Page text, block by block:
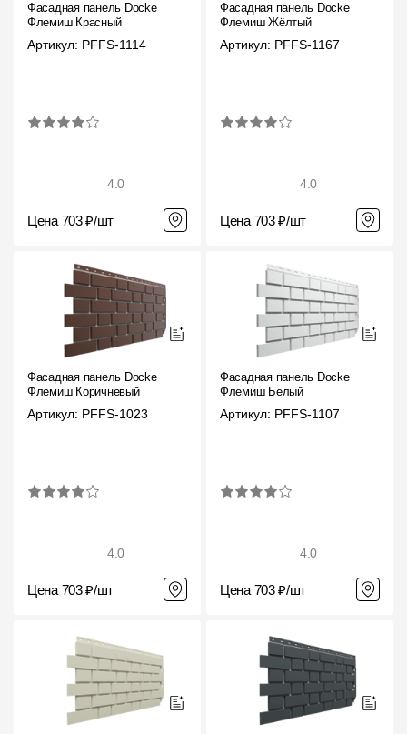
Фасадная панель Docke
Флемиш Красный
Артикул: PFFS-1114
4.0
Цена 703 ₽/шт
Фасадная панель Docke
Флемиш Жёлтый
Артикул: PFFS-1167
4.0
Цена 703 ₽/шт
Фасадная панель Docke
Флемиш Коричневый
Артикул: PFFS-1023
4.0
Цена 703 ₽/шт
Фасадная панель Docke
Флемиш Белый
Артикул: PFFS-1107
4.0
Цена 703 ₽/шт